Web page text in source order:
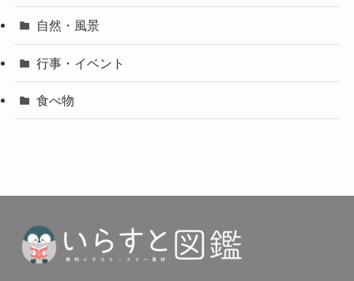
自然・風景
行事・イベント
食べ物